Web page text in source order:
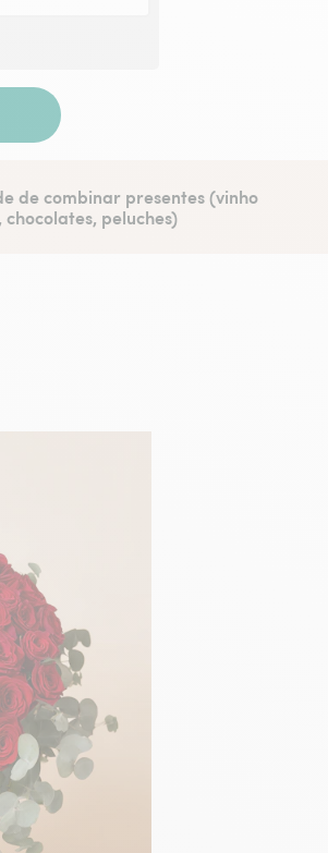
de combinar presentes (vinho
peluches)